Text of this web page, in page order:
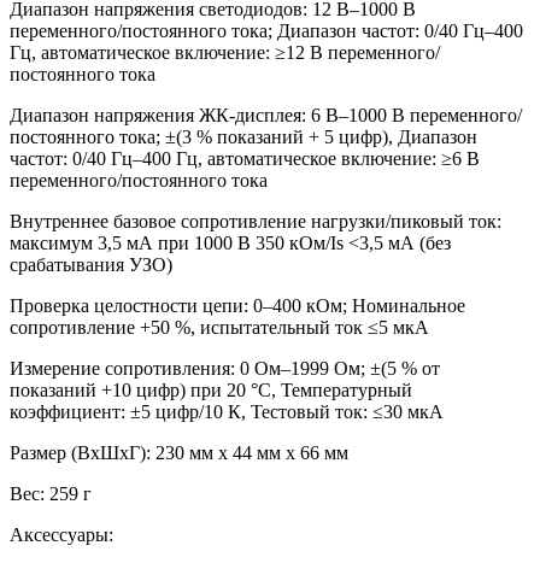
Диапазон напряжения светодиодов: 12 В–1000 В
переменного/постоянного тока; Диапазон частот: 0/40 Гц–400
Гц, автоматическое включение: ≥12 В переменного/
постоянного тока
Диапазон напряжения ЖК-дисплея: 6 В–1000 В переменного/
постоянного тока; ±(3 % показаний + 5 цифр), Диапазон
частот: 0/40 Гц–400 Гц, автоматическое включение: ≥6 В
переменного/постоянного тока
Внутреннее базовое сопротивление нагрузки/пиковый ток:
максимум 3,5 мА при 1000 В 350 кОм/Is <3,5 мА (без
срабатывания УЗО)
Проверка целостности цепи: 0–400 кОм; Номинальное
сопротивление +50 %, испытательный ток ≤5 мкА
Измерение сопротивления: 0 Ом–1999 Ом; ±(5 % от
показаний +10 цифр) при 20 °C, Температурный
коэффициент: ±5 цифр/10 К, Тестовый ток: ≤30 мкА
Размер (ВxШxГ): 230 мм x 44 мм x 66 мм
Вес: 259 г
Аксессуары: